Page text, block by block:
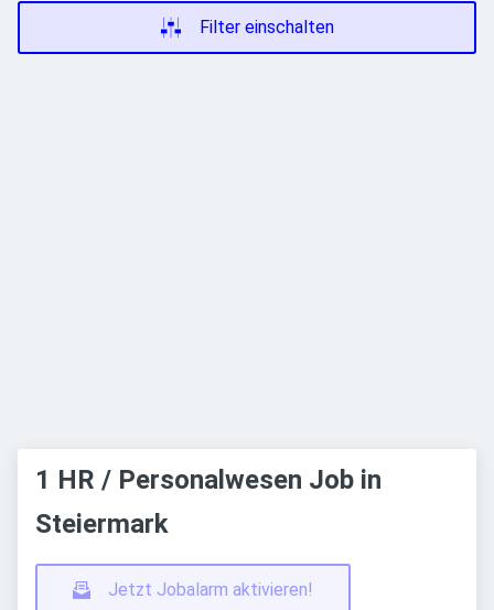
Filter einschalten
1 HR / Personalwesen Job in
Steiermark
Jetzt Jobalarm aktivieren!